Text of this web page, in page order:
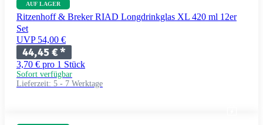
AUF LAGER
Ritzenhoff & Breker RIAD Longdrinkglas XL 420 ml 12er
Set
UVP 54,00 €
44,45 €*
3,70 € pro 1 Stück
Sofort verfügbar
Lieferzeit: 5 - 7 Werktage